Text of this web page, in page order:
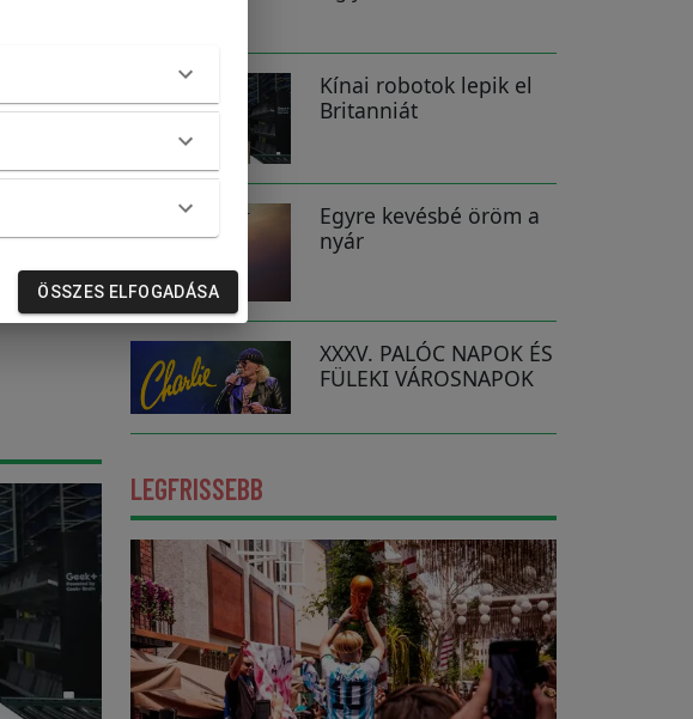
Kínai robotok lepik el
Britanniát
Egyre kevésbé öröm a
nyár
XXXV. PALÓC NAPOK ÉS
FÜLEKI VÁROSNAPOK
LEGFRISSEBB
ÖSSZES ELFOGADÁSA